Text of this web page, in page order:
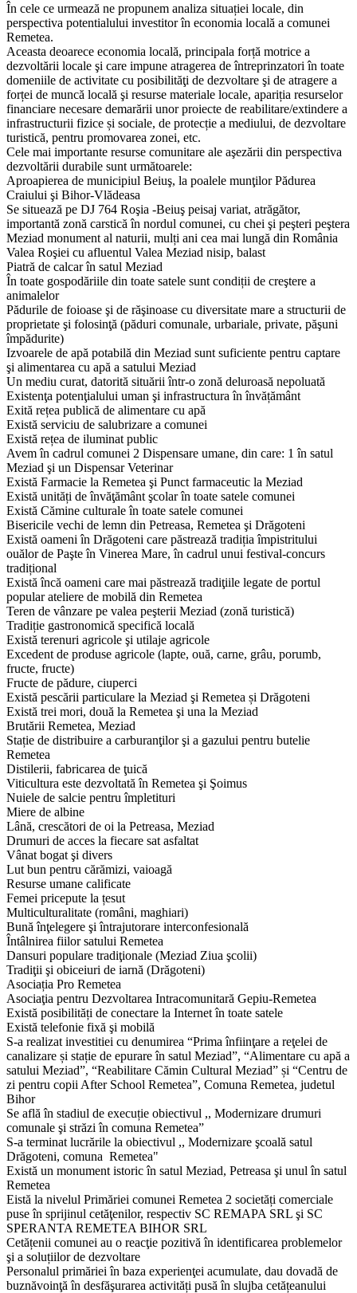
În cele ce urmează ne propunem analiza situației locale, din
perspectiva potentialului investitor în economia locală a comunei
Remetea.
​Aceasta deoarece economia locală, principala forță motrice a
dezvoltării locale şi care impune atragerea de întreprinzatori în toate
domeniile de activitate cu posibilităţi de dezvoltare şi de atragere a
forței de muncă locală şi resurse materiale locale, apariția resurselor
financiare necesare demarării unor proiecte de reabilitare/extindere a
infrastructurii fizice și sociale, de protecție a mediului, de dezvoltare
turistică, pentru promovarea zonei, etc.
Cele mai importante resurse comunitare ale aşezării din perspectiva
dezvoltării durabile sunt următoarele:
Aproapierea de municipiul Beiuş, la poalele munţilor Pădurea
Craiului şi Bihor-Vlădeasa
Se situează pe DJ 764 Roşia -Beiuş peisaj variat, atrăgător,
importantă zonă carstică în nordul comunei, cu chei şi peşteri peştera
Meziad monument al naturii, mulți ani cea mai lungă din România
Valea Roşiei cu afluentul Valea Meziad nisip, balast
Piatră de calcar în satul Meziad
În toate gospodăriile din toate satele sunt condiții de creştere a
animalelor
Pădurile de foioase şi de răşinoase cu diversitate mare a structurii de
proprietate şi folosinţă (păduri comunale, urbariale, private, păşuni
împădurite)
Izvoarele de apă potabilă din Meziad sunt suficiente pentru captare
şi alimentarea cu apă a satului Meziad
Un mediu curat, datorită situării într-o zonă deluroasă nepoluată
Existenţa potenţialului uman şi infrastructura în învățământ
Exită rețea publică de alimentare cu apă
Există serviciu de salubrizare a comunei
Există rețea de iluminat public
Avem în cadrul comunei 2 Dispensare umane, din care: 1 în satul
Meziad şi un Dispensar Veterinar
Există Farmacie la Remetea şi Punct farmaceutic la Meziad
Există unități de învăţământ şcolar în toate satele comunei
Există Cămine culturale în toate satele comunei
Bisericile vechi de lemn din Petreasa, Remetea şi Drăgoteni
Există oameni în Drăgoteni care păstrează tradiția împistritului
ouălor de Paşte în Vinerea Mare, în cadrul unui festival-concurs
tradițional
Există încă oameni care mai păstrează tradiţiile legate de portul
popular ateliere de mobilă din Remetea
Teren de vânzare pe valea peşterii Meziad (zonă turistică)
Tradiție gastronomică specifică locală
Există terenuri agricole şi utilaje agricole
Excedent de produse agricole (lapte, ouă, carne, grâu, porumb,
fructe, fructe)
Fructe de pădure, ciuperci
Există pescării particulare la Meziad şi Remetea și Drăgoteni
Există trei mori, două la Remetea şi una la Meziad
Brutării Remetea, Meziad
Stație de distribuire a carburanţilor şi a gazului pentru butelie
Remetea
Distilerii, fabricarea de ţuică
Viticultura este dezvoltată în Remetea şi Şoimus
Nuiele de salcie pentru împletituri
Miere de albine
Lână, crescători de oi la Petreasa, Meziad
Drumuri de acces la fiecare sat asfaltat
Vânat bogat şi divers
Lut bun pentru cărămizi, vaioagă
Resurse umane calificate
Femei pricepute la țesut
Multiculturalitate (români, maghiari)
Bună înţelegere şi întrajutorare interconfesională
Întâlnirea fiilor satului Remetea
Dansuri populare tradiţionale (Meziad Ziua şcolii)
Tradiţii şi obiceiuri de iarnă (Drăgoteni)
Asociația Pro Remetea
Asociaţia pentru Dezvoltarea Intracomunitară Gepiu-Remetea
Există posibilități de conectare la Internet în toate satele
Există telefonie fixă şi mobilă
S-a realizat investitiei cu denumirea “Prima înfiinţare a reţelei de
canalizare și stație de epurare în satul Meziad”, “Alimentare cu apă a
satului Meziad”, “Reabilitare Cămin Cultural Meziad” și “Centru de
zi pentru copii After School Remetea”, Comuna Remetea, judetul
Bihor
Se află în stadiul de execuție obiectivul ,, Modernizare drumuri
comunale şi străzi în comuna Remetea”
S-a terminat lucrările la obiectivul ,, Modernizare şcoală satul
Drăgoteni, comuna Remetea"
Există un monument istoric în satul Meziad, Petreasa şi unul în satul
Remetea
Eistă la nivelul Primăriei comunei Remetea 2 societăți comerciale
puse în sprijinul cetăţenilor, respectiv SC REMAPA SRL şi SC
SPERANTA REMETEA BIHOR SRL
Cetățenii comunei au o reacţie pozitivă în identificarea problemelor
şi a soluțiilor de dezvoltare
Personalul primăriei în baza experienţei acumulate, dau dovadă de
buznăvoinţă în desfăşurarea activități pusă în slujba cetățeanului